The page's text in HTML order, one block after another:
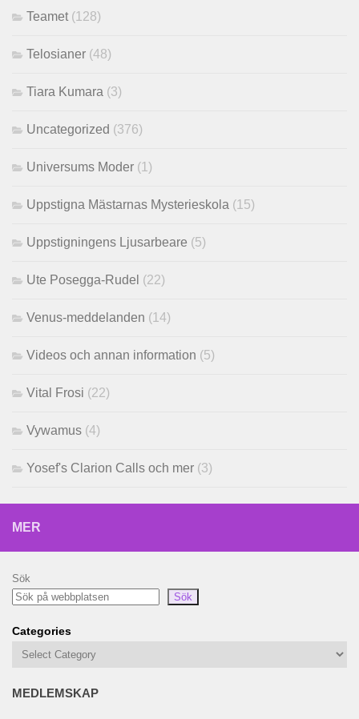
Teamet (128)
Telosianer (48)
Tiara Kumara (3)
Uncategorized (376)
Universums Moder (1)
Uppstigna Mästarnas Mysterieskola (15)
Uppstigningens Ljusarbeare (5)
Ute Posegga-Rudel (22)
Venus-meddelanden (14)
Videos och annan information (5)
Vital Frosi (22)
Vywamus (4)
Yosef's Clarion Calls och mer (3)
MER
Sök
Sök
Categories
MEDLEMSKAP